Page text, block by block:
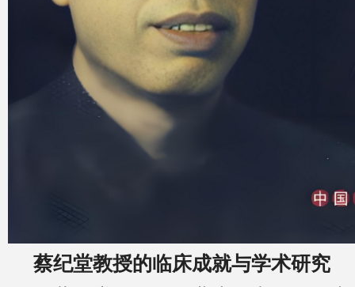
蔡纪堂教授的临床成就与学术研究